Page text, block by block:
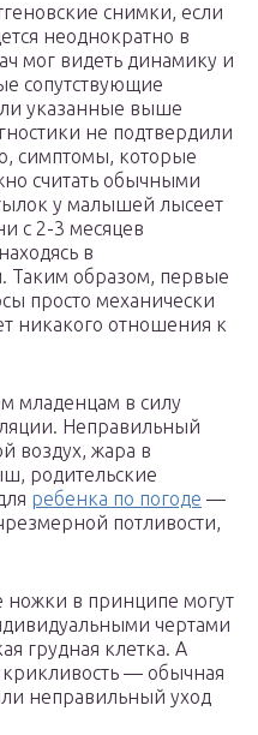
снимки, если
неоднократно в
мог видеть динамику и
сопутствующие
указанные выше
не подтвердили
симптомы, которые
считать обычными
у малышей лысеет
с 2-3 месяцев
в
Таким образом, первые
просто механически
никакого отношения к
младенцам в силу
Неправильный
воздух, жара в
родительские
ребенка по погоде —
потливости,
в принципе могут
чертами
грудная клетка. А
— обычная
неправильный уход